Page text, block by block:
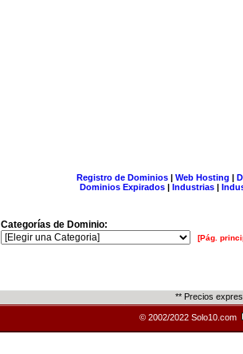
Registro de Dominios| Web Hosting |
Dominios Expirados | Industrias |
Categorías de Dominio:
[Pág.
** Precios
© 2002/2022 Solo10.com